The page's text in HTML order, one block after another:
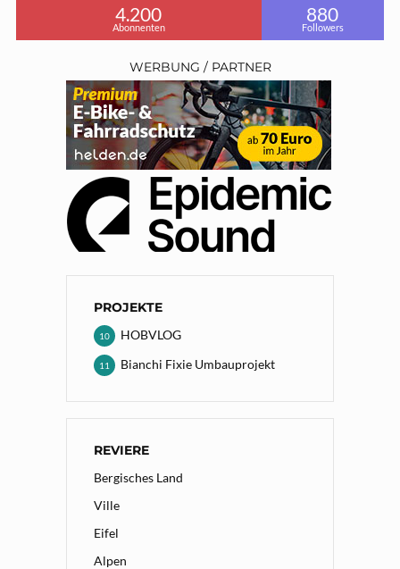
4.200
Abonnenten
880
Followers
WERBUNG / PARTNER
PROJEKTE
HOBVLOG
10
Bianchi Fixie Umbauprojekt
11
REVIERE
Bergisches Land
Ville
Eifel
Alpen